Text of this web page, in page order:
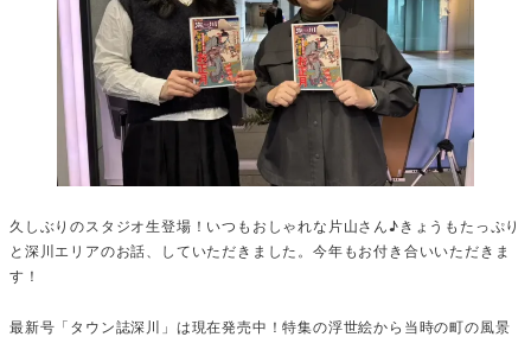
久しぶりのスタジオ生登場！いつもおしゃれな片山さん♪きょうもたっぷり
と深川エリアのお話、していただきました。今年もお付き合いいただきま
す！
最新号「タウン誌深川」は現在発売中！特集の浮世絵から当時の町の風景